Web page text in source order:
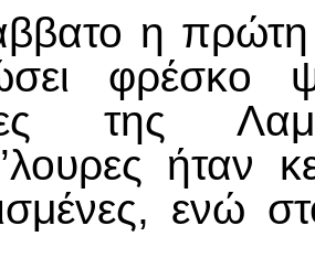
η πρώτη
φρέσκο
της
ήταν
ενώ